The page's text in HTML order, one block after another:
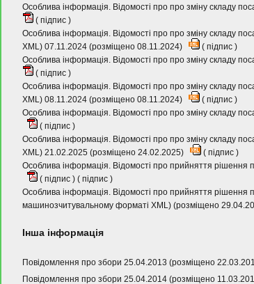
Особлива інформація. Відомості про про зміну складу
( підпис )
Особлива інформація. Відомості про про зміну складу
XML) 07.11.2024 (розміщено 08.11.2024)
( підпис )
Особлива інформація. Відомості про про зміну складу
( підпис )
Особлива інформація. Відомості про про зміну складу
XML) 08.11.2024 (розміщено 08.11.2024)
( підпис )
Особлива інформація. Відомості про про зміну складу
( підпис )
Особлива інформація. Відомості про про зміну складу
XML) 21.02.2025 (розміщено 24.02.2025)
( підпис )
Особлива інформація. Відомості про прийняття
( підпис ) ( підпис )
Особлива інформація. Відомості про прийняття рішення
машинозчитувальному форматі XML) (розміщено
Інша інформація
Повідомлення про збори 25.04.2013 (розміщено
Повідомлення про збори 25.04.2014 (розміщено